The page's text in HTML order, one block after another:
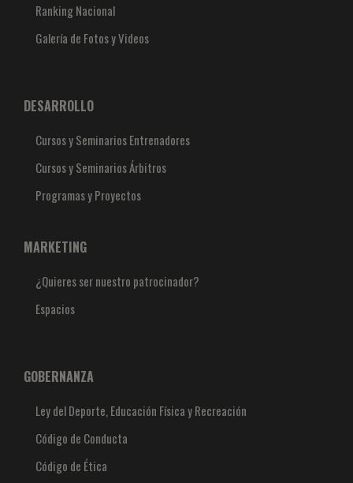
Ranking Nacional
Galería de Fotos y Videos
DESARROLLO
Cursos y Seminarios Entrenadores
Cursos y Seminarios Árbitros
Programas y Proyectos
MARKETING
¿Quieres ser nuestro patrocinador?
Espacios
GOBERNANZA
Ley del Deporte, Educación Física y Recreación
Código de Conducta
Código de Ética